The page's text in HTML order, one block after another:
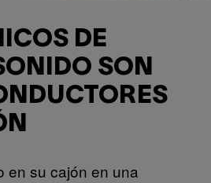
DE
SON
en su cajón en una